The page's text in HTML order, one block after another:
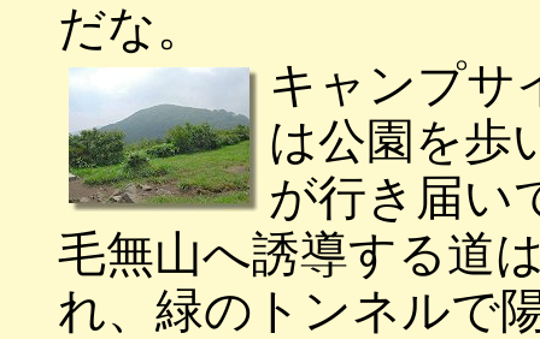
だな。
キャンプサ
は公園を歩
が行き届い
毛無山へ誘導する道
れ、緑のトンネルで